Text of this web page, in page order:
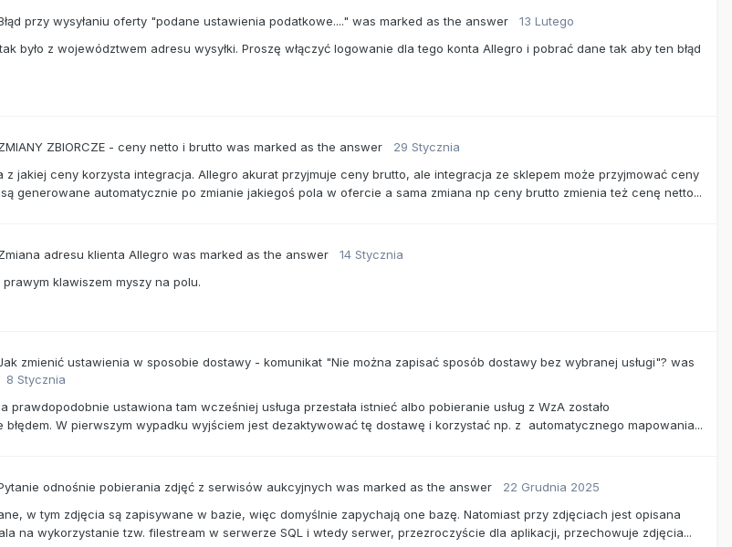
przy wysyłaniu oferty "podane ustawienia podatkowe...." was marked as the answer
13 Lutego
było z województwem adresu wysyłki. Proszę włączyć logowanie dla tego konta Allegro i pobrać dane tak aby ten błąd
ZBIORCZE - ceny netto i brutto was marked as the answer
29 Stycznia
z jakiej ceny korzysta integracja. Allegro akurat przyjmuje ceny brutto, ale integracja ze sklepem może przyjmować ceny
generowane automatycznie po zmianie jakiegoś pola w ofercie a sama zmiana np ceny brutto zmienia też cenę netto...
adresu klienta Allegro was marked as the answer
14 Stycznia
klawiszem myszy na polu.
zmienić ustawienia w sposobie dostawy - komunikat "Nie można zapisać sposób dostawy bez wybranej usługi"? was
8 Stycznia
prawdopodobnie ustawiona tam wcześniej usługa przestała istnieć albo pobieranie usług z WzA zostało
W pierwszym wypadku wyjściem jest dezaktywować tę dostawę i korzystać np. z automatycznego mapowania...
odnośnie pobierania zdjęć z serwisów aukcyjnych was marked as the answer
22 Grudnia 2025
w tym zdjęcia są zapisywane w bazie, więc domyślnie zapychają one bazę. Natomiast przy zdjęciach jest opisana
na wykorzystanie tzw. filestream w serwerze SQL i wtedy serwer, przezroczyście dla aplikacji, przechowuje zdjęcia...